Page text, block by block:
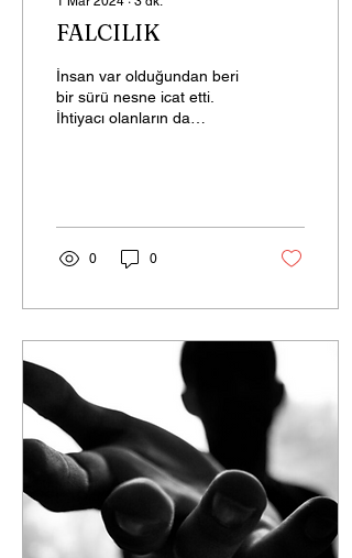
FALCILIK
İnsan var olduğundan beri
bir sürü nesne icat etti.
İhtiyacı olanların da
0 0